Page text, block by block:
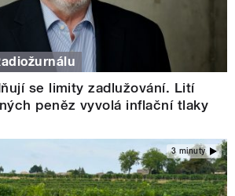
se limity zadlužování. Lití
peněz vyvolá inflační tlaky
3 minuty